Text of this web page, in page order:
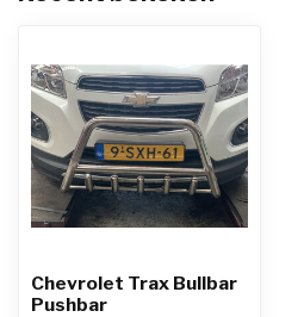
Chevrolet Trax Bullbar
Pushbar